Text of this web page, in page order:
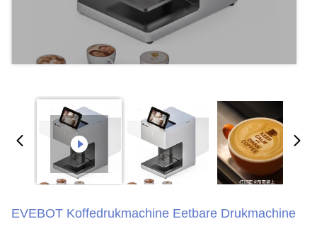
EVEBOT Koffedrukmachine Eetbare Drukmachine